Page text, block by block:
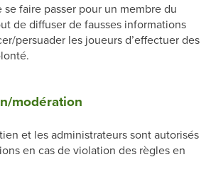
faire passer pour un membre du
de diffuser de fausses informations
persuader les joueurs d’effectuer des
modération
et les administrateurs sont autorisés
en cas de violation des règles en